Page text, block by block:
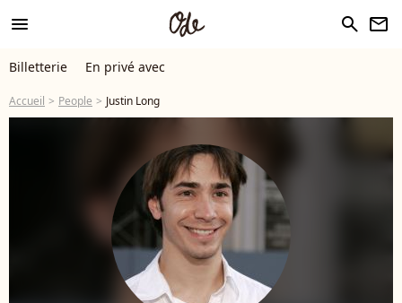
menu search newsletter
Billetterie En privé avec
Accueil People Justin Long